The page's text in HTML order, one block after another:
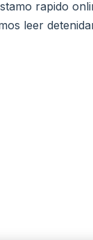
rapido
leer